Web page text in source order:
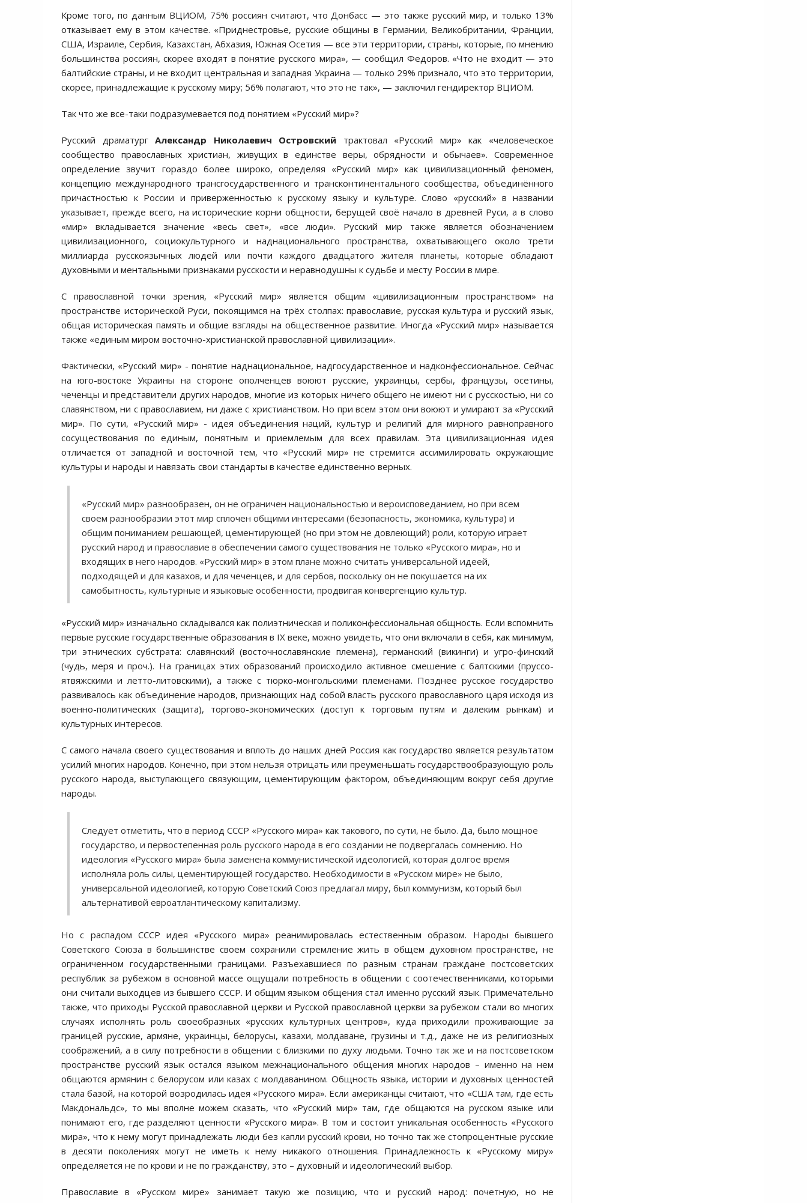
Кроме того, по данным ВЦИОМ, 75% россиян считают, что Донбасс — это также русский мир, и только 13%
отказывает ему в этом качестве. «Приднестровье, русские общины в Германии, Великобритании, Франции,
США, Израиле, Сербия, Казахстан, Абхазия, Южная Осетия — все эти территории, страны, которые, по мнению
большинства россиян, скорее входят в понятие русского мира», — сообщил Федоров. «Что не входит — это
балтийские страны, и не входит центральная и западная Украина — только 29% признало, что это территории,
скорее, принадлежащие к русскому миру; 56% полагают, что это не так», — заключил гендиректор ВЦИОМ.
Так что же все-таки подразумевается под понятием «Русский мир»?
Русский драматургАлександр Николаевич Островский трактовал «Русский мир» как «человеческое
сообщество православных христиан, живущих в единстве веры, обрядности и обычаев». Современное
определение звучит гораздо более широко, определяя «Русский мир» как цивилизационный феномен,
концепцию международного трансгосударственного и трансконтинентального сообщества, объединённого
причастностью к России и приверженностью к русскому языку и культуре. Слово «русский» в названии
указывает, прежде всего, на исторические корни общности, берущей своё начало в древней Руси, а в слово
«мир» вкладывается значение «весь свет», «все люди». Русский мир также является обозначением
цивилизационного, социокультурного и наднационального пространства, охватывающего около трети
миллиарда русскоязычных людей или почти каждого двадцатого жителя планеты, которые обладают
духовными и ментальными признаками русскости и неравнодушны к судьбе и месту России в мире.
С православной точки зрения, «Русский мир» является общим «цивилизационным пространством» на
пространстве исторической Руси, покоящимся на трёх столпах: православие, русская культура и русский язык,
общая историческая память и общие взгляды на общественное развитие. Иногда «Русский мир» называется
также «единым миром восточно-христианской православной цивилизации».
Фактически, «Русский мир» - понятие наднациональное, надгосударственное и надконфессиональное. Сейчас
на юго-востоке Украины на стороне ополченцев воюют русские, украинцы, сербы, французы, осетины,
чеченцы и представители других народов, многие из которых ничего общего не имеют ни с русскостью, ни со
славянством, ни с православием, ни даже с христианством. Но при всем этом они воюют и умирают за «Русский
мир». По сути, «Русский мир» - идея объединения наций, культур и религий для мирного равноправного
сосуществования по единым, понятным и приемлемым для всех правилам. Эта цивилизационная идея
отличается от западной и восточной тем, что «Русский мир» не стремится ассимилировать окружающие
культуры и народы и навязать свои стандарты в качестве единственно верных.
«Русский мир» разнообразен, он не ограничен национальностью и вероисповеданием, но при всем
своем разнообразии этот мир сплочен общими интересами (безопасность, экономика, культура) и
общим пониманием решающей, цементирующей (но при этом не довлеющий) роли, которую играет
русский народ и православие в обеспечении самого существования не только «Русского мира», но и
входящих в него народов. «Русский мир» в этом плане можно считать универсальной идеей,
подходящей и для казахов, и для чеченцев, и для сербов, поскольку он не покушается на их
самобытность, культурные и языковые особенности, продвигая конвергенцию культур.
«Русский мир» изначально складывался как полиэтническая и поликонфессиональная общность. Если вспомнить
первые русские государственные образования в IX веке, можно увидеть, что они включали в себя, как минимум,
три этнических субстрата: славянский (восточнославянские племена), германский (викинги) и угро-финский
(чудь, меря и проч.). На границах этих образований происходило активное смешение с балтскими (пруссо-
ятвяжскими и летто-литовскими), а также с тюрко-монгольскими племенами. Позднее русское государство
развивалось как объединение народов, признающих над собой власть русского православного царя исходя из
военно-политических (защита), торгово-экономических (доступ к торговым путям и далеким рынкам) и
культурных интересов.
С самого начала своего существования и вплоть до наших дней Россия как государство является результатом
усилий многих народов. Конечно, при этом нельзя отрицать или преуменьшать государствообразующую роль
русского народа, выступающего связующим, цементирующим фактором, объединяющим вокруг себя другие
народы.
Следует отметить, что в период СССР «Русского мира» как такового, по сути, не было. Да, было мощное
государство, и первостепенная роль русского народа в его создании не подвергалась сомнению. Но
идеология «Русского мира» была заменена коммунистической идеологией, которая долгое время
исполняла роль силы, цементирующей государство. Необходимости в «Русском мире» не было,
универсальной идеологией, которую Советский Союз предлагал миру, был коммунизм, который был
альтернативой евроатлантическому капитализму.
Но с распадом СССР идея «Русского мира» реанимировалась естественным образом. Народы бывшего
Советского Союза в большинстве своем сохранили стремление жить в общем духовном пространстве, не
ограниченном государственными границами. Разъехавшиеся по разным странам граждане постсоветских
республик за рубежом в основной массе ощущали потребность в общении с соотечественниками, которыми
они считали выходцев из бывшего СССР. И общим языком общения стал именно русский язык. Примечательно
также, что приходы Русской православной церкви и Русской православной церкви за рубежом стали во многих
случаях исполнять роль своеобразных «русских культурных центров», куда приходили проживающие за
границей русские, армяне, украинцы, белорусы, казахи, молдаване, грузины и т.д., даже не из религиозных
соображений, а в силу потребности в общении с близкими по духу людьми. Точно так же и на постсоветском
пространстве русский язык остался языком межнационального общения многих народов – именно на нем
общаются армянин с белорусом или казах с молдаванином. Общность языка, истории и духовных ценностей
стала базой, на которой возродилась идея «Русского мира». Если американцы считают, что «США там, где есть
Макдональдс», то мы вполне можем сказать, что «Русский мир» там, где общаются на русском языке или
понимают его, где разделяют ценности «Русского мира». В том и состоит уникальная особенность «Русского
мира», что к нему могут принадлежать люди без капли русский крови, но точно так же стопроцентные русские
в десяти поколениях могут не иметь к нему никакого отношения. Принадлежность к «Русскому миру»
определяется не по крови и не по гражданству, это – духовный и идеологический выбор.
Православие в «Русском мире» занимает такую же позицию, что и русский народ: почетную, но не